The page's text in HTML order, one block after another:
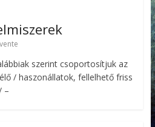
szerint csoportosítjuk az
/ haszonállatok, fellelhető friss
–